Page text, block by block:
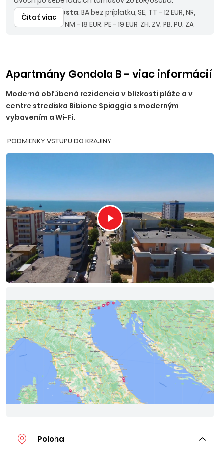
Nástupné miesta: BA bez príplatku, SE, TT - 12 EUR, NR,
TO, PN - 15 EUR, NM - 18 EUR, PE - 19 EUR, ZH, ZV, PB, PU, ZA,
Upozornenie: pri autokarovej doprave je termín
nástupu vždy deň pred uvedeným dátumom nástupu
na ubytovanie a termín návratu deň po ukončení
pobytu. Z uvedených cien nie je možné uplatniť zľavu
pre firemných partnerov.
Čítať viac
Apartmány Gondola B - viac informácií
Moderná obľúbená rezidencia v blízkosti pláže a v
centre strediska Bibione Spiaggia s moderným
vybavením a Wi-Fi.
PODMIENKY VSTUPU DO KRAJINY
Poloha